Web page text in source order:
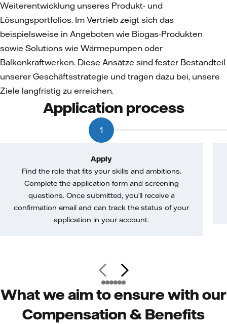
Weiterentwicklung unseres Produkt- und
Lösungsportfolios. Im Vertrieb zeigt sich das
beispielsweise in Angeboten wie Biogas-Produkten
sowie Solutions wie Wärmepumpen oder
Balkonkraftwerken. Diese Ansätze sind fester Bestandteil
unserer Geschäftsstrategie und tragen dazu bei, unsere
Ziele langfristig zu erreichen.
Application process
1
Apply
Find the role that fits your skills and ambitions.
Complete the application form and screening
questions. Once submitted, you’ll receive a
confirmation email and can track the status of your
application in your account.
What we aim to ensure with our
Compensation & Benefits